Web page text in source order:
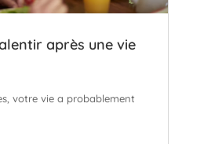
après une vie
votre vie a probablement